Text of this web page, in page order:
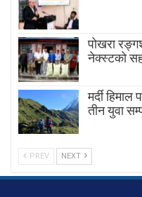
पोखरा
नेक्स्टको
मर्दी हिमाल
तीन युवा
PREV NEXT